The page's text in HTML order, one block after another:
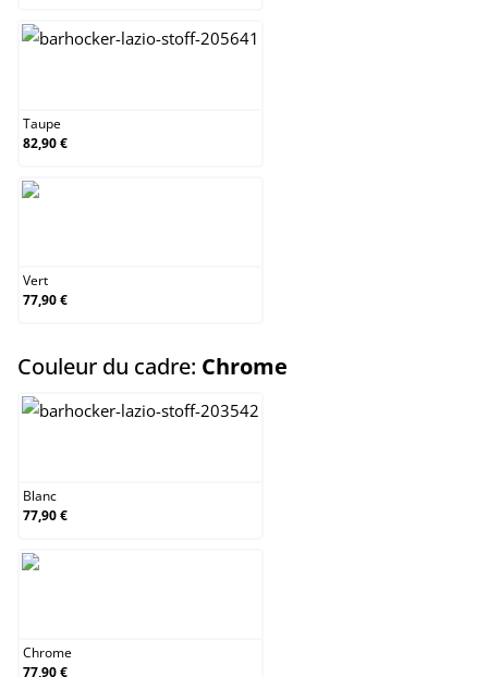
Taupe
82,90 €
Vert
77,90 €
Couleur du cadre: Chrome
Blanc
77,90 €
Chrome
77,90 €